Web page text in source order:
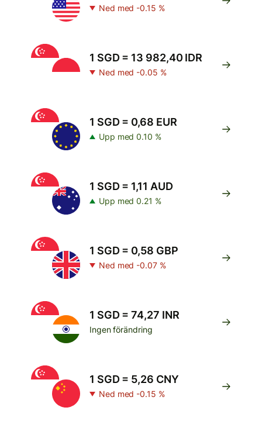
Ned med -0.15 %
1 SGD = 13 982,40 IDR
Ned med -0.05 %
1 SGD = 0,68 EUR
Upp med 0.10 %
1 SGD = 1,11 AUD
Upp med 0.21 %
1 SGD = 0,58 GBP
Ned med -0.07 %
1 SGD = 74,27 INR
Ingen förändring
1 SGD = 5,26 CNY
Ned med -0.15 %